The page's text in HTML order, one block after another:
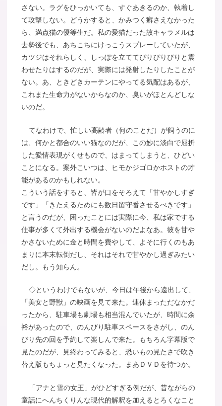
さない。ラグをひっかいても、すぐあきるのか、執着し
て攻撃しない。どうかすると、かみつく癖さえなかった
ら、満点猫の優等生だ。私の愛猫だった故キャラメルは
去勢後でも、あちこちにけっこうスプレーしていたが、
カツジはそれらしく、しっぽを立ててぴりぴりぴりと震
わせたりはするのだが、実際には発射したりしたことが
ない。あ、ときどきカーテンにやってる気配はあるが、
これまた生命力がないからなのか、臭いがほとんどしな
いのだ。
てなわけで、忙しい高齢者（何のことだ）が飼うのに
は、何かと都合のいい猫なのだが、この妙に淡白で屈折
した愛情表現がくせもので、はまってしまうと、ひどい
ことになる。案外こいつは、ヒモかジゴロかホストの才
能があるのかもしれない。
こういう話をすると、皆が口をそろえて「甘やかしすぎ
です」「きたえるためにも数日留守番させるべきです」
と言うのだが、困ったことには実際に今、私は家でする
仕事が多くて外出する機会がないのだよなあ。彼を甘や
かさないために金と時間を費やして、よそに行くのもあ
まりに本末転倒だし、それはそれで甘やかし過ぎみたい
だし。もう知らん。
◇というわけでもないが、今日は午後から遠出して、
「美女と野獣」の映画を見て来た。連休まっただなかだ
ったから、駐車場も劇場も相当混んでいたが、時間に余
裕があったので、のんびり駐車スペースをさがし、のん
びり先の回を予約して楽しんで来た。もちろん字幕版で
見たのだが、見終わってみると、恐いもの見たさで吹き
替え版もちょっと見たくなった。まあＤＶＤを待つか。
「アナと雪の女王」がひどすぎる例だが、昔ながらの
童話にへんちくりんな現代的解釈を加えるとろくなこと